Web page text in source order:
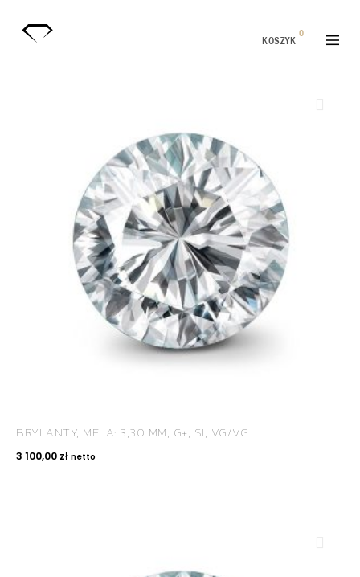
KOSZYK
0
BRYLANTY, MELA: 3,30 MM, G+, SI, VG/VG
3 100,00 zł netto